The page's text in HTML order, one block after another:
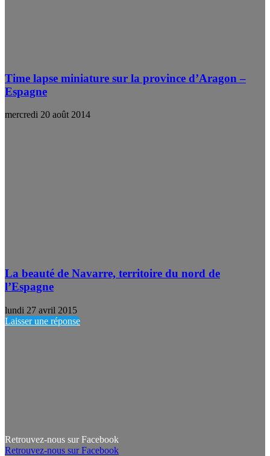
Time lapse miniature sur la province d’Aragon –
Espagne
mercredi 20 août 2014
La beauté de Navarre, territoire du nord de
l’Espagne
lundi 27 avril 2015
Laisser une réponse
Retrouvez-nous sur Facebook
Retrouvez-nous sur Facebook